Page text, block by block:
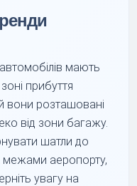
мають
прибуття
вони розташовані
від зони багажу.
шатли до
межами аеропорту,
увагу на